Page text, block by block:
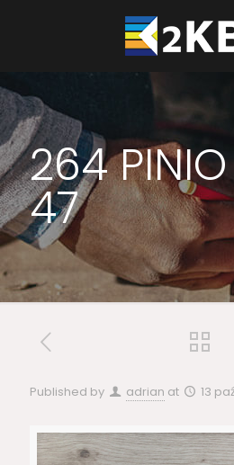
264 PINIO
47
Published by adrian at 13